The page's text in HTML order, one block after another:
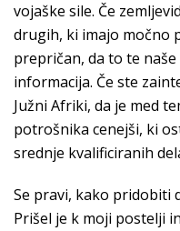
vojaške sile. Če
drugih, ki imajo močno
prepričan, da to te
informacija. Če ste
Južni Afriki, da je med
potrošnika cenejši, ki
srednje kvalificiranih
Se pravi, kako pridobiti
Prišel je k moji postelji